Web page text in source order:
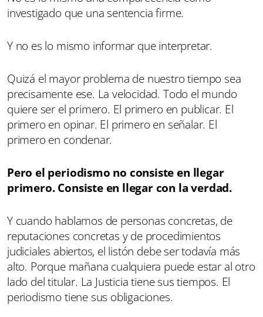
investigado que una sentencia firme.
Y no es lo mismo informar que interpretar.
Quizá el mayor problema de nuestro tiempo sea
precisamente ese. La velocidad. Todo el mundo
quiere ser el primero. El primero en publicar. El
primero en opinar. El primero en señalar. El
primero en condenar.
Pero el periodismo no consiste en llegar
primero. Consiste en llegar con la verdad.
Y cuando hablamos de personas concretas, de
reputaciones concretas y de procedimientos
judiciales abiertos, el listón debe ser todavía más
alto. Porque mañana cualquiera puede estar al otro
lado del titular. La Justicia tiene sus tiempos. El
periodismo tiene sus obligaciones.